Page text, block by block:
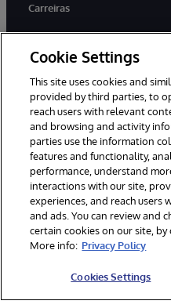
Carreiras
twitter youtube
© 1996-2022 InterSystems
direitos reservados.
Avisos/Termos & Condições
Garantia
Acessibilidade
Cookie Settings
This site uses cookies and
provided by third parties, to
reach users with relevant
and browsing and activity
parties use the information
features and functionality,
performance, understand
interactions with our site,
experiences, and reach
and ads. You can review and
certain cookies on our site, by
More info: Privacy Policy
Cookies Settings